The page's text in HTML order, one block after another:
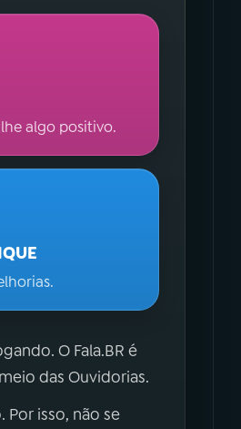
algo positivo.
O Fala.BR é
das Ouvidorias.
Por isso, não se